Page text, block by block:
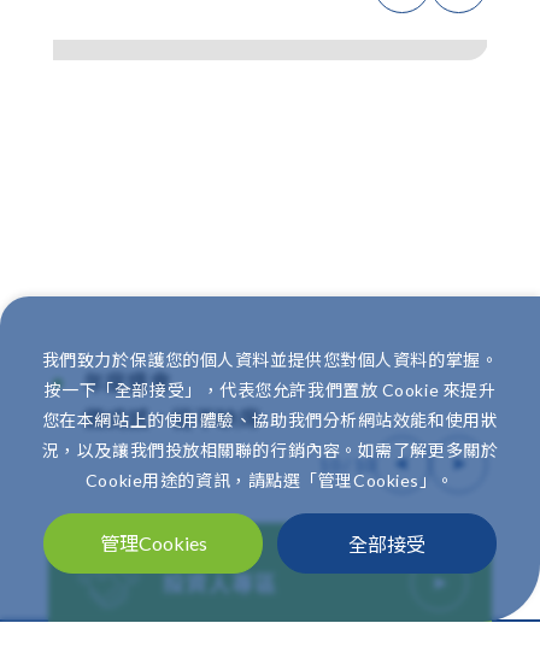
年度盛會
儀式感，從不缺席
10 10
我們致力於保護您的個人資料並提供您對個人資料的掌握。
按一下「全部接受」，代表您允許我們置放 Cookie 來提升
您在本網站上的使用體驗、協助我們分析網站效能和使用狀
況，以及讓我們投放相關聯的行銷內容。如需了解更多關於
Cookie用途的資訊，請點選「管理Cookies」。
管理Cookies 全部接受